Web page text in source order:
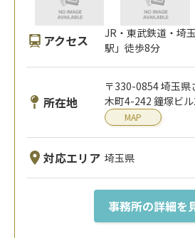
アクセス
JR・東武鉄道・埼
駅」徒歩8分
所在地
〒330-0854 埼玉県
木町4-242 鐘塚ビ
MAP
対応エリア 埼玉県
事務所の詳細を